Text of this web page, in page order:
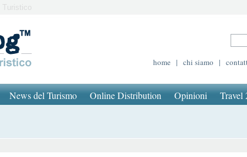
home | chi siamo |
News del Turismo Online Distribution Opinioni Travel